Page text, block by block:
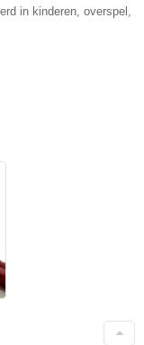
in kinderen, overspel,